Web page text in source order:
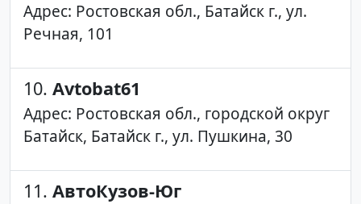
Адрес: Ростовская обл., Батайск г., ул.
Речная, 101
10. Avtobat61
Адрес: Ростовская обл., городской округ
Батайск, Батайск г., ул. Пушкина, 30
11. АвтоКузов-Юг